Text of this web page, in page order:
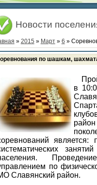
Новости
» 2015 » Март » 6 »
по шашкам,
в
является:
по
Славянский район.